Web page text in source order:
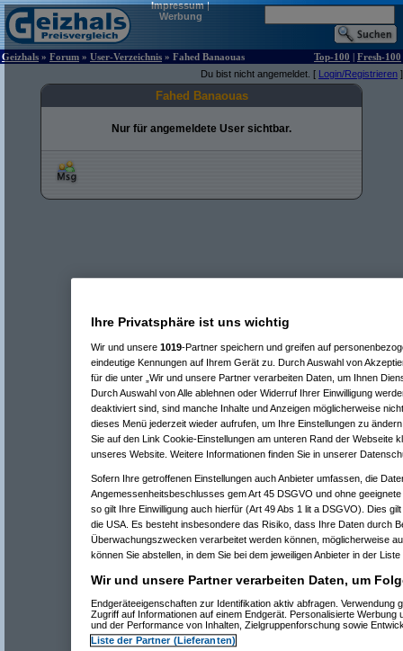
Impressum|
Werbung
Geizhals » Forum » User-Verzeichnis » Fahed Banaouas Top-100 | Fresh-100
Du bist nicht angemeldet. [ Login/Registrieren ]
Fahed Banaouas
Nur für angemeldete User sichtbar.
Ihre Privatsphäre ist uns wichtig
Wir und unsere 1019-Partner speichern und greifen auf
eindeutige Kennungen auf Ihrem Gerät zu. Durch Auswahl von
für die unter „Wir und unsere Partner verarbeiten Daten, um Ihnen
Durch Auswahl von Alle ablehnen oder Widerruf Ihrer Einwilligung
deaktiviert sind, sind manche Inhalte und Anzeigen möglicherweise
dieses Menü jederzeit wieder aufrufen, um Ihre Einstellungen zu
Sie auf den Link Cookie-Einstellungen am unteren Rand der Webseite
unseres Website. Weitere Informationen finden Sie in unserer
Sofern Ihre getroffenen Einstellungen auch Anbieter umfassen, die
Angemessenheitsbeschlusses gem Art 45 DSGVO und ohne
so gilt Ihre Einwilligung auch hierfür (Art 49 Abs 1 lit a DSGVO). Dies
die USA. Es besteht insbesondere das Risiko, dass Ihre Daten durch
Überwachungszwecken verarbeitet werden können, möglicherweise
können Sie abstellen, in dem Sie bei dem jeweiligen Anbieter in der
Wir und unsere Partner verarbeiten Daten, um
Endgeräteeigenschaften zur Identifikation aktiv abfragen. Verwendung
Zugriff auf Informationen auf einem Endgerät. Personalisierte Werbung
und der Performance von Inhalten, Zielgruppenforschung sowie
Liste der Partner (Lieferanten)